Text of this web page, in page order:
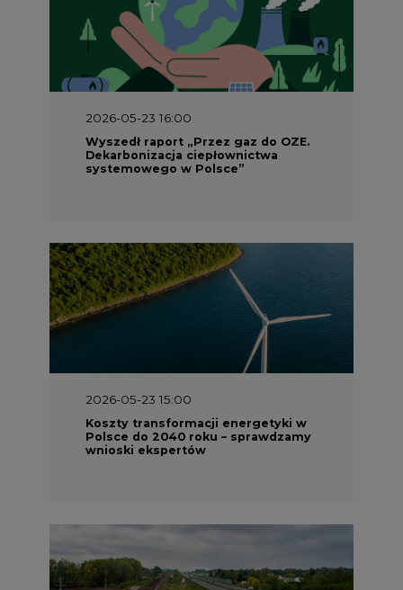
2026-05-23 16:00
Wyszedł raport „Przez gaz do OZE.
Dekarbonizacja ciepłownictwa
systemowego w Polsce”
2026-05-23 15:00
Koszty transformacji energetyki w
Polsce do 2040 roku – sprawdzamy
wnioski ekspertów